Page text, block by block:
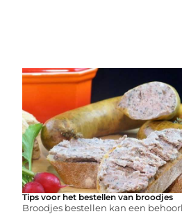
Tips voor het bestellen van broodjes
Broodjes bestellen kan een